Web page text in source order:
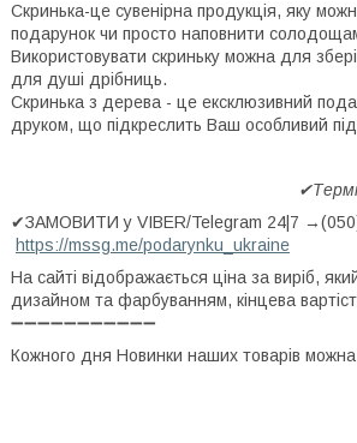
Скринька-це сувенірна продукція, яку
подарунок чи просто наповнити
Використовувати скриньку можна для
для душі дрібниць.
Скринька з дерева - це ексклюзивний
друком, що підкреслить Ваш особливий
✔ЗАМОВИТИ у VIBER/Telegram 24|7
https://mssg.me/podarynku_ukraine
На сайті відображається ціна за виріб,
дизайном та фарбуванням, кінцева
➖➖➖➖➖➖➖➖➖➖➖
Кожного дня Новинки наших товарів можна